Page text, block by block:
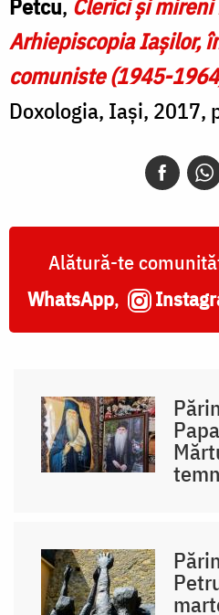
Petcu, Clerici şi
Arhiepiscopia Iaşilor,
comuniste (1945-
Doxologia, Iași, 2017,
Alătură-te
WhatsApp,